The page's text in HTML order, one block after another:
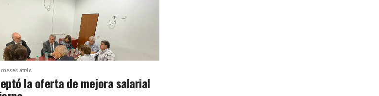
meses atrás
la oferta de mejora salarial